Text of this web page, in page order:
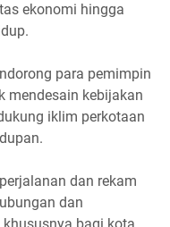
ekonomi hingga
para pemimpin
mendesain kebijakan
iklim perkotaan
dan rekam
dan